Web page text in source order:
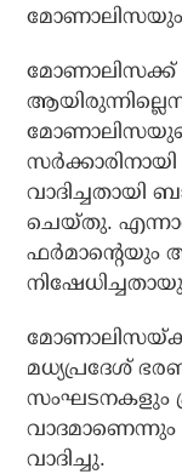
മോണാലിസയും
മോണാലിസക്ക്
വാദിച്ചതായി
ചെയ്തു.
ഫര്‍മാന്റെയും
മധ്യപ്രദേശ്
സംഘടനകളും
വാദമാണെന്നും
വാദിച്ചു.